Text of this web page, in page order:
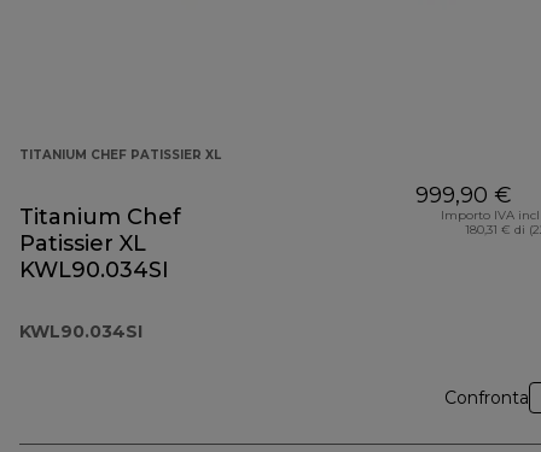
TITANIUM CHEF PATISSIER XL
Titanium Chef
Patissier XL
KWL90.034SI
KWL90.034SI
999,90 €
Importo IVA
180,31 € di
Confronta